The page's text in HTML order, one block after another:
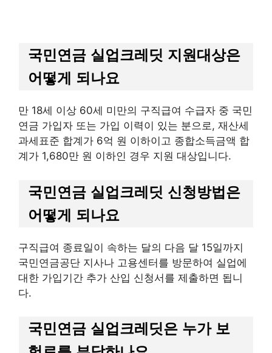
국민연금 실업크레딧 지원대상은
어떻게 되나요
만 18세 이상 60세 미만의 구직급여 수급자 중 국민
연금 가입자 또는 가입 이력이 있는 분으로, 재산세
과세표준 합계가 6억 원 이하이고 종합소득금액 합
계가 1,680만 원 이하인 경우 지원 대상입니다.
국민연금 실업크레딧 신청방법은
어떻게 되나요
구직급여 종료일이 속하는 달의 다음 달 15일까지
국민연금공단 지사나 고용센터를 방문하여 실업에
대한 가입기간 추가 산입 신청서를 제출하면 됩니
다.
국민연금 실업크레딧은 누가 보